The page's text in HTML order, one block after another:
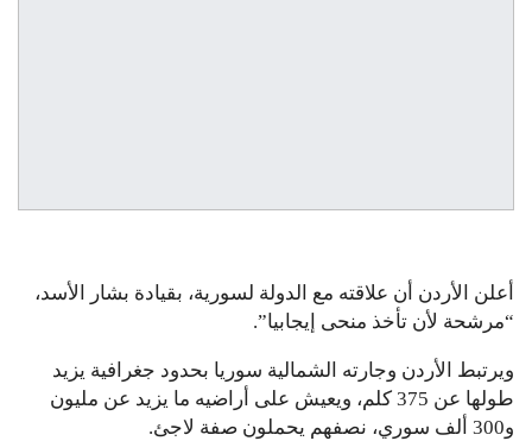
أعلن الأردن أن علاقته مع الدولة لسورية، بقيادة بشار الأسد،
“مرشحة لأن تأخذ منحى إيجابيا”.
ويرتبط الأردن وجارته الشمالية سوريا بحدود جغرافية يزيد
طولها عن 375 كلم، ويعيش على أراضيه ما يزيد عن مليون
و300 ألف سوري، نصفهم يحملون صفة لاجئ.